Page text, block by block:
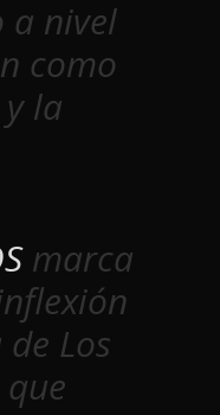
a nivel
como
la
marca
Los